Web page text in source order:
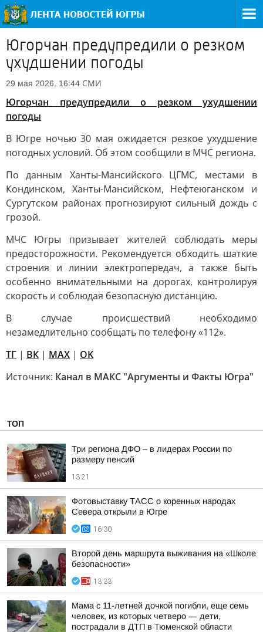
Югорчан предупредили о резком
ухудшении погоды
29 мая 2026, 16:44 СМИ
Югорчан предупредили о резком ухудшении
погоды
В Югре ночью 30 мая ожидается резкое ухудшение
погодных условий. Об этом сообщили в МЧС региона.
По данным Ханты-Мансийского ЦГМС, местами в
Кондинском, Ханты-Мансийском, Нефтеюганском и
Сургутском районах прогнозируют сильный дождь с
грозой.
МЧС Югры призывает жителей соблюдать меры
предосторожности. Рекомендуется обходить шаткие
строения и линии электропередач, а также быть
особенно внимательными на дорогах, контролируя
скорость и соблюдая безопасную дистанцию.
В случае происшествий необходимо
незамедлительно сообщать по телефону «112».
ТГ | ВК | MAX | OK
Источник: Канал в МАКС "Аргументы и Факты Югра"
ТОП
Три региона ДФО – в лидерах России по
размеру пенсий
13:21
Фотовыставку ТАСС о коренных народах
Севера открыли в Югре
16:30
Второй день маршрута выживания на «Школе
безопасности»
13:33
Мама с 11-летней дочкой погибли, еще семь
человек, из которых четверо — дети,
пострадали в ДТП в Тюменской области